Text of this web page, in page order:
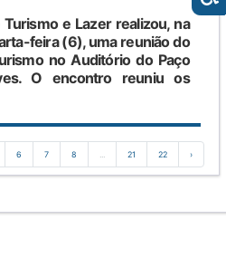
e Lazer realizou, na
feira (6), uma reunião do
no Auditório do Paço
O encontro reuniu os
6 7 8 21 22 ›